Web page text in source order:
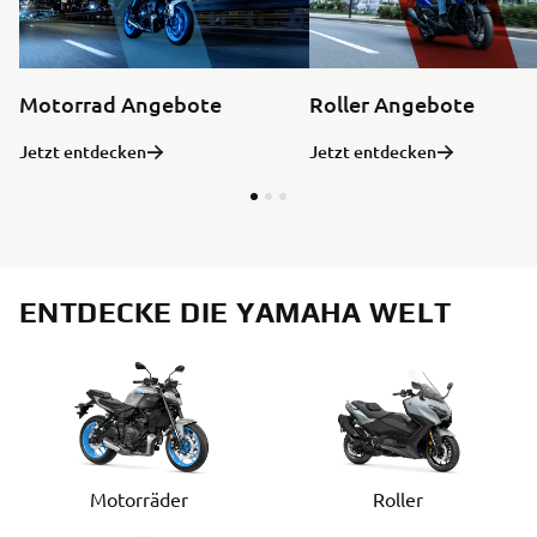
Motorrad Angebote
Jetzt entdecken
Roller Angebote
Jetzt entdecken
ENTDECKE DIE YAMAHA WELT
Motorräder Roller